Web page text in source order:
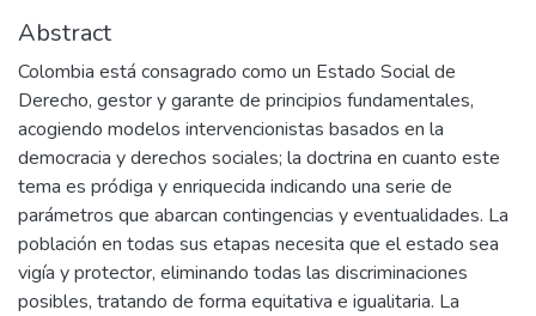
Abstract
Colombia está consagrado como un Estado Social de
Derecho, gestor y garante de principios fundamentales,
acogiendo modelos intervencionistas basados en la
democracia y derechos sociales; la doctrina en cuanto este
tema es pródiga y enriquecida indicando una serie de
parámetros que abarcan contingencias y eventualidades. La
población en todas sus etapas necesita que el estado sea
vigía y protector, eliminando todas las discriminaciones
posibles, tratando de forma equitativa e igualitaria. La